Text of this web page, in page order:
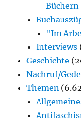
Büchern
"Im
Interviews
Geschichte
Nachruf/
Themen